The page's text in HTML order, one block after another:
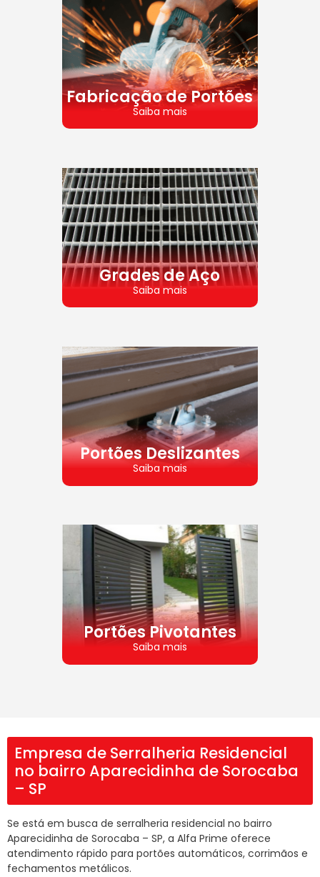
Fabricação de Portões
Saiba mais
Grades de Aço
Saiba mais
Portões Deslizantes
Saiba mais
Portões Pivotantes
Saiba mais
Empresa de Serralheria Residencial
no bairro Aparecidinha de Sorocaba
– SP
Se está em busca de serralheria residencial no bairro
Aparecidinha de Sorocaba – SP, a Alfa Prime oferece
atendimento rápido para portões automáticos, corrimãos e
fechamentos metálicos.